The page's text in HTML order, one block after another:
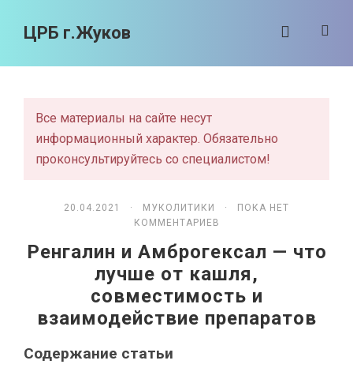
ЦРБ г.Жуков
Все материалы на сайте несут
информационный характер. Обязательно
проконсультируйтесь со специалистом!
20.04.2021 · МУКОЛИТИКИ
· ПОКА НЕТ
КОММЕНТАРИЕВ
Ренгалин и Амброгексал — что
лучше от кашля,
совместимость и
взаимодействие препаратов
Содержание статьи